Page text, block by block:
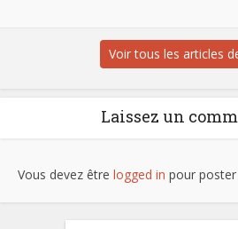
Voir tous les articles
Laissez un
Vous devez être logged in pour